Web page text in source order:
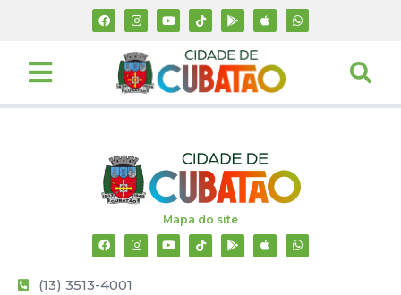
Mapa do site
(13) 3513-4001